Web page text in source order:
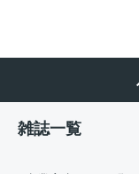
雑誌一覧